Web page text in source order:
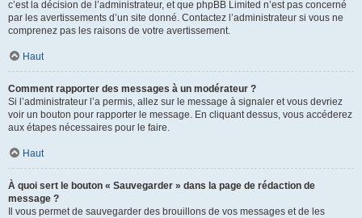
c’est la décision de l’administrateur, et que phpBB Limited n’est pas concerné
par les avertissements d’un site donné. Contactez l’administrateur si vous ne
comprenez pas les raisons de votre avertissement.
Haut
Comment rapporter des messages à un modérateur ?
Si l’administrateur l’a permis, allez sur le message à signaler et vous devriez
voir un bouton pour rapporter le message. En cliquant dessus, vous accéderez
aux étapes nécessaires pour le faire.
Haut
À quoi sert le bouton « Sauvegarder » dans la page de rédaction de
message ?
Il vous permet de sauvegarder des brouillons de vos messages et de les